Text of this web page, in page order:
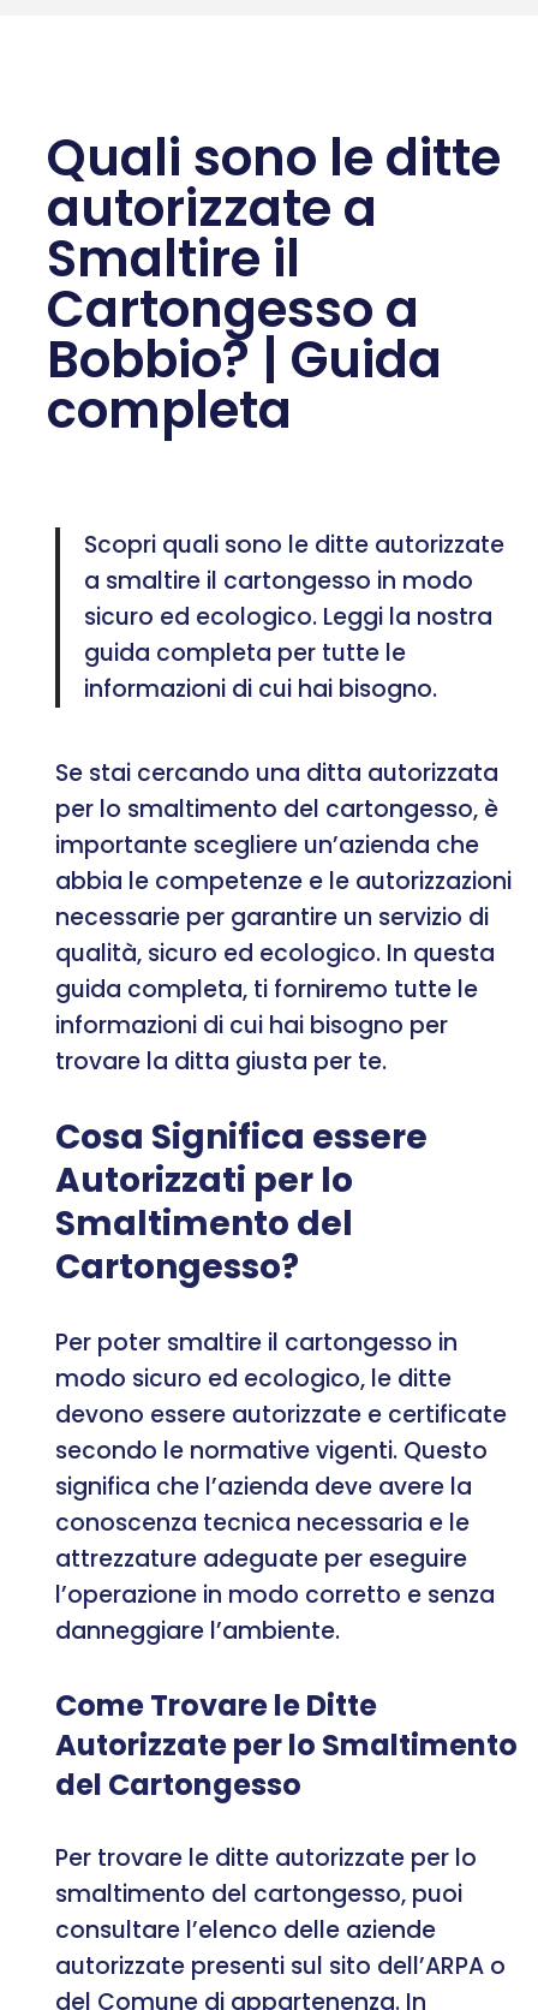
Quali sono le ditte
autorizzate a
Smaltire il
Cartongesso a
Bobbio? | Guida
completa
Scopri quali sono le ditte autorizzate
a smaltire il cartongesso in modo
sicuro ed ecologico. Leggi la nostra
guida completa per tutte le
informazioni di cui hai bisogno.
Se stai cercando una ditta autorizzata
per lo smaltimento del cartongesso, è
importante scegliere un’azienda che
abbia le competenze e le autorizzazioni
necessarie per garantire un servizio di
qualità, sicuro ed ecologico. In questa
guida completa, ti forniremo tutte le
informazioni di cui hai bisogno per
trovare la ditta giusta per te.
Cosa Significa essere
Autorizzati per lo
Smaltimento del
Cartongesso?
Per poter smaltire il cartongesso in
modo sicuro ed ecologico, le ditte
devono essere autorizzate e certificate
secondo le normative vigenti. Questo
significa che l’azienda deve avere la
conoscenza tecnica necessaria e le
attrezzature adeguate per eseguire
l’operazione in modo corretto e senza
danneggiare l’ambiente.
Come Trovare le Ditte
Autorizzate per lo Smaltimento
del Cartongesso
Per trovare le ditte autorizzate per lo
smaltimento del cartongesso, puoi
consultare l’elenco delle aziende
autorizzate presenti sul sito dell’ARPA o
del Comune di appartenenza. In